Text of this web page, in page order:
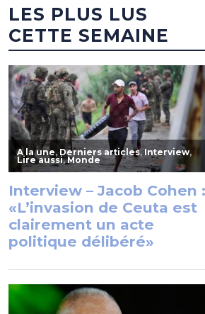
LES PLUS LUS
CETTE SEMAINE